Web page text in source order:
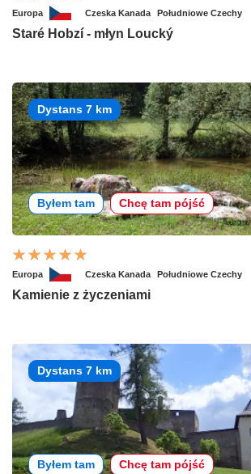
Europa Czeska Kanada Południowe Czechy
Staré Hobzí - młyn Loucký
Dystans 7 km
Byłem tam Chcę tam pójść
Europa Czeska Kanada Południowe Czechy
Kamienie z życzeniami
Dystans 7 km
Byłem tam Chcę tam pójść